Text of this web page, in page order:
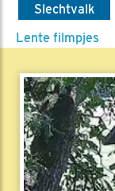
Slechtvalk
Lente filmpjes